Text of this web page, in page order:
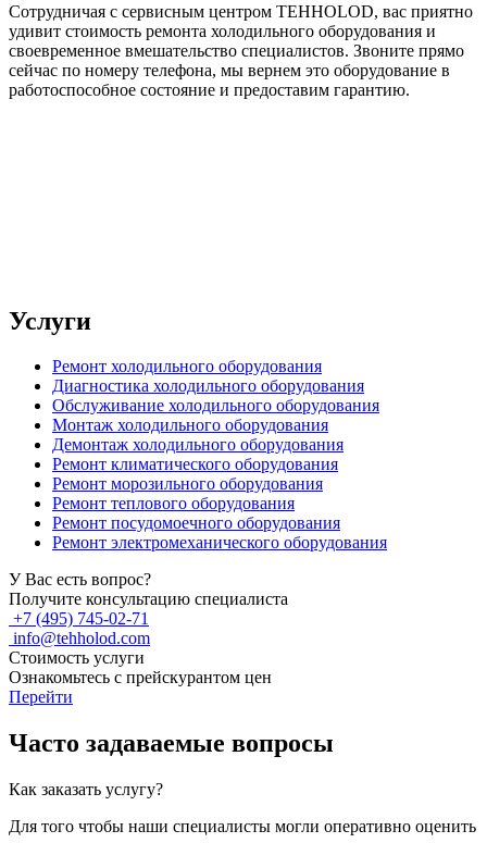
Сотрудничая с сервисным центром TEHHOLOD, вас приятно
удивит стоимость ремонта холодильного оборудования и
своевременное вмешательство специалистов. Звоните прямо
сейчас по номеру телефона, мы вернем это оборудование в
работоспособное состояние и предоставим гарантию.
Услуги
Ремонт холодильного оборудования
Диагностика холодильного оборудования
Обслуживание холодильного оборудования
Монтаж холодильного оборудования
Демонтаж холодильного оборудования
Ремонт климатического оборудования
Ремонт морозильного оборудования
Ремонт теплового оборудования
Ремонт посудомоечного оборудования
Ремонт электромеханического оборудования
У Вас есть вопрос?
Получите консультацию специалиста
+7 (495) 745-02-71
info@tehholod.com
Стоимость услуги
Ознакомьтесь с прейскурантом цен
Перейти
Часто задаваемые вопросы
Как заказать услугу?
Для того чтобы наши специалисты могли оперативно оценить